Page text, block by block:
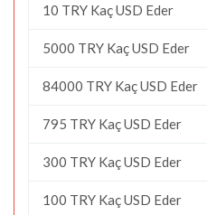
10 TRY Kaç USD Eder
5000 TRY Kaç USD Eder
84000 TRY Kaç USD Eder
795 TRY Kaç USD Eder
300 TRY Kaç USD Eder
100 TRY Kaç USD Eder